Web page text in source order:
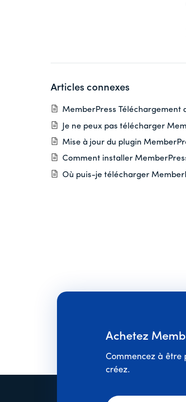
Articles connexes
MemberPress Téléchargement
Je ne peux pas télécharger
Mise à jour du plugin
Comment installer
Où puis-je télécharger
Achetez
Commencez à être
créez.